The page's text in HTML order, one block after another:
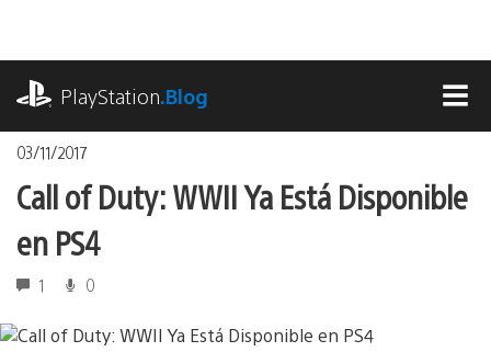
contenido
PlayStation.Blog
03/11/2017
Call of Duty: WWII Ya Está Disponible
en PS4
1 0